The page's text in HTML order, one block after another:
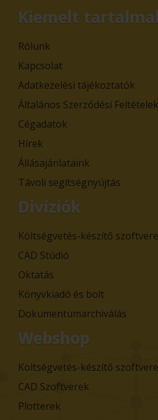
Kiemelt
Rólunk
Kapcsolat
Adatkezelési tájékoztatók
Általános Szerződési
Cégadatok
Hírek
Állásajánlataink
Távoli segítségnyújtás
Divíziók
Költségvetés-készítő
CAD Stúdió
Oktatás
Könyvkiadó és bolt
Dokumentumarchiválás
Webshop
Költségvetés-készítő
CAD Szoftverek
Plotterek